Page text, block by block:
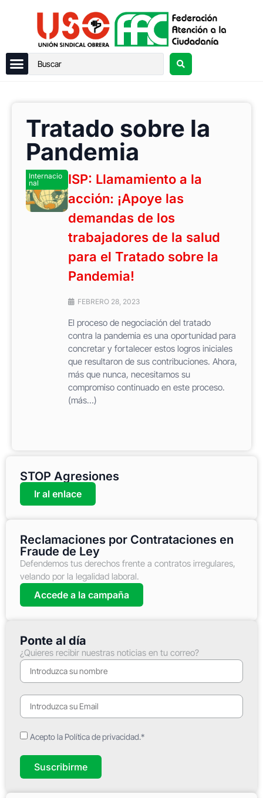
Tratado sobre la
Pandemia
Internacio
nal
ISP: Llamamiento a la
acción: ¡Apoye las
demandas de los
trabajadores de la salud
para el Tratado sobre la
Pandemia!
FEBRERO 28, 2023
El proceso de negociación del tratado
contra la pandemia es una oportunidad para
concretar y fortalecer estos logros iniciales
que resultaron de sus contribuciones. Ahora,
más que nunca, necesitamos su
compromiso continuado en este proceso.
(más…)
STOP Agresiones
Ir al enlace
Reclamaciones por Contrataciones en
Fraude de Ley
Defendemos tus derechos frente a contratos irregulares,
velando por la legalidad laboral.
Accede a la campaña
Ponte al día
¿Quieres recibir nuestras noticias en tu correo?
Acepto la Política de privacidad.*
Suscribirme